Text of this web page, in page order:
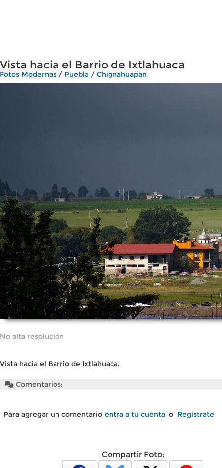
Vista hacia el Barrio de Ixtlahuaca
Fotos Modernas / Puebla / Chignahuapan
No alta resolución
Vista hacia el Barrio de Ixtlahuaca.
Comentarios:
Para agregar un comentario entra a tu cuenta o Regístrate
Compartir Foto: